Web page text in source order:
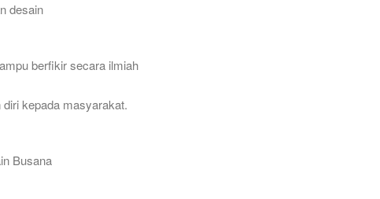
desain
berfikir secara ilmiah
kepada masyarakat.
Busana